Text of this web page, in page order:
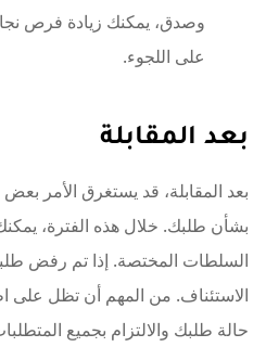
وصدق، يمكنك زيادة فرص
على اللجوء.
بعد المقابلة
بعد المقابلة، قد يستغرق الأمر
بشأن طلبك. خلال هذه الفترة،
السلطات المختصة. إذا تم رفض
الاستئناف. من المهم أن تظل على
حالة طلبك والالتزام بجميع